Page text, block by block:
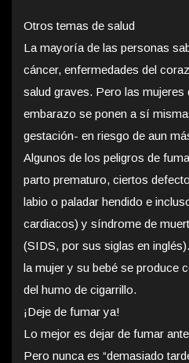
Otros temas de salud
La mayoría de las personas
cáncer, enfermedades del
salud graves. Pero las mujeres
embarazo se ponen a sí
gestación- en riesgo de aun
Algunos de los peligros de
parto prematuro, ciertos
labio o paladar hendido e
cardiacos) y síndrome de
(SIDS, por sus siglas en
la mujer y su bebé se produce
del humo de cigarrillo.
¡Deje de fumar ya!
Lo mejor es dejar de fumar
Pero nunca es “demasiado